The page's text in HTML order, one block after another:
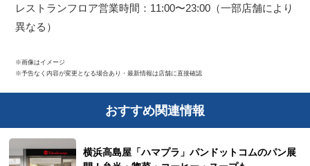
レストランフロア営業時間：11:00〜23:00（一部店舗により
異なる）
※画像はイメージ
※予告なく内容が変更となる場合あり・最新情報は店舗に直接確認
おすすめ関連情報
横浜高島屋「ハマプラ」パンドットコムのパン展